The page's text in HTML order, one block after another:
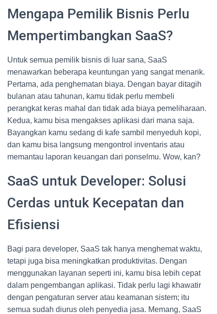
Mengapa Pemilik Bisnis Perlu
Mempertimbangkan SaaS?
Untuk semua pemilik bisnis di luar sana, SaaS
menawarkan beberapa keuntungan yang sangat menarik.
Pertama, ada penghematan biaya. Dengan bayar ditagih
bulanan atau tahunan, kamu tidak perlu membeli
perangkat keras mahal dan tidak ada biaya pemeliharaan.
Kedua, kamu bisa mengakses aplikasi dari mana saja.
Bayangkan kamu sedang di kafe sambil menyeduh kopi,
dan kamu bisa langsung mengontrol inventaris atau
memantau laporan keuangan dari ponselmu. Wow, kan?
SaaS untuk Developer: Solusi
Cerdas untuk Kecepatan dan
Efisiensi
Bagi para developer, SaaS tak hanya menghemat waktu,
tetapi juga bisa meningkatkan produktivitas. Dengan
menggunakan layanan seperti ini, kamu bisa lebih cepat
dalam pengembangan aplikasi. Tidak perlu lagi khawatir
dengan pengaturan server atau keamanan sistem; itu
semua sudah diurus oleh penyedia jasa. Memang, SaaS